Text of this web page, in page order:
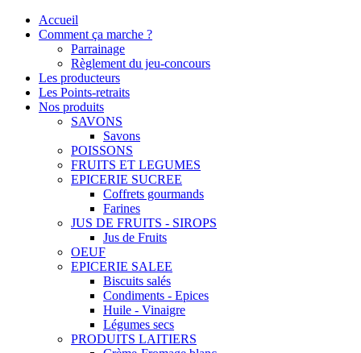
Accueil
Comment ça marche ?
Parrainage
Règlement du jeu-concours
Les producteurs
Les Points-retraits
Nos produits
SAVONS
Savons
POISSONS
FRUITS ET LEGUMES
EPICERIE SUCREE
Coffrets gourmands
Farines
JUS DE FRUITS - SIROPS
Jus de Fruits
OEUF
EPICERIE SALEE
Biscuits salés
Condiments - Epices
Huile - Vinaigre
Légumes secs
PRODUITS LAITIERS